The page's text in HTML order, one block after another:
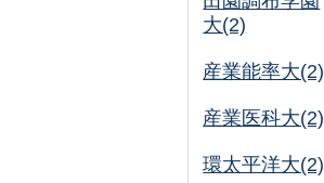
大(2)
産業能率大(2)
産業医科大(2)
環太平洋大(2)